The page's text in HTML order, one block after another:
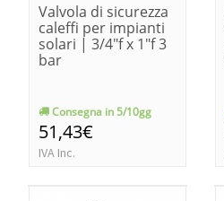
Valvola di sicurezza
caleffi per impianti
solari | 3/4"f x 1"f 3
bar
Consegna in 5/10gg
51,43€
IVA Inc.